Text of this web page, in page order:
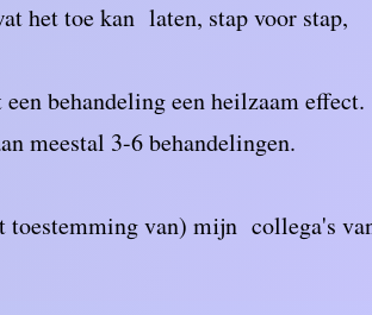
het toe kan laten, stap voor stap,
behandeling een heilzaam effect.
meestal 3-6 behandelingen.
toestemming van) mijn collega's